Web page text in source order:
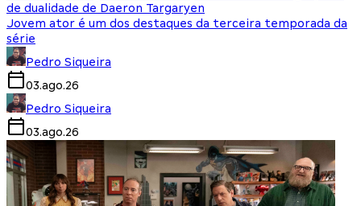
de dualidade de Daeron Targaryen
Jovem ator é um dos destaques da terceira temporada da
série
Pedro Siqueira
03.ago.26
Pedro Siqueira
03.ago.26